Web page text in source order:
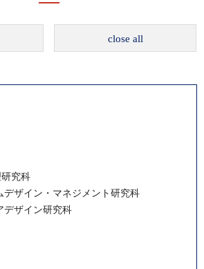
close all
究科
デザイン・マネジメント研究科
デザイン研究科